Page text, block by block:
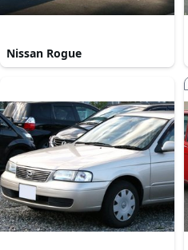
Nissan Rogue